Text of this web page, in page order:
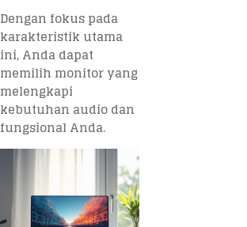
Dengan fokus pada
karakteristik utama
ini, Anda dapat
memilih monitor yang
melengkapi
kebutuhan audio dan
fungsional Anda.